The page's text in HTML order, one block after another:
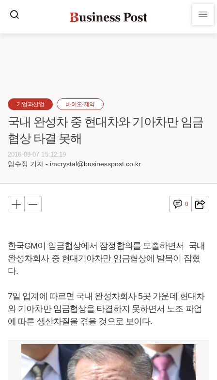
기업과산업 바이오·제약
국내 완성차 중 현대차와 기아차만 임금
협상 타결 못해
2016-09-07 15:12:19
임수정 기자 - imcrystal@businesspost.co.kr
0
한국GM이 임금협상에서 잠정합의를 도출하면서 국내
완성차회사 중 현대기아차만 임금협상에 발목이 잡혔
다.
7일 업계에 따르면 국내 완성차회사 5곳 가운데 현대차
와 기아차만 임금협상을 타결하지 못하면서 노조 파업
에 따른 생산차질을 겪을 것으로 보이다.